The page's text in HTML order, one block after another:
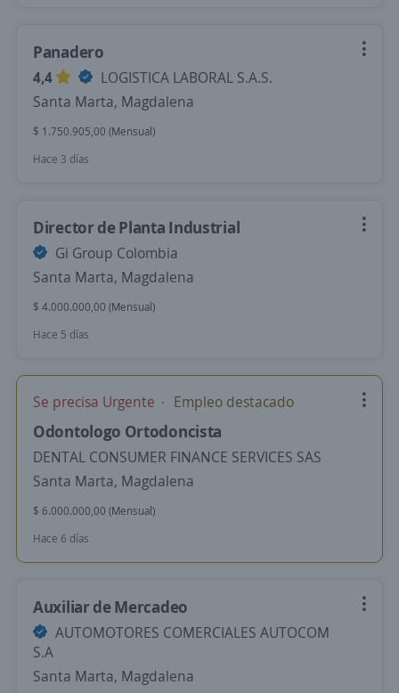
Panadero
4,4
LOGISTICA LABORAL S.A.S.
Santa Marta, Magdalena
$ 1.750.905,00 (Mensual)
Hace 3 días
Director de Planta Industrial
Gi Group Colombia
Santa Marta, Magdalena
$ 4.000.000,00 (Mensual)
Hace 5 días
Se precisa Urgente Empleo destacado
Odontologo Ortodoncista
DENTAL CONSUMER FINANCE SERVICES SAS
Santa Marta, Magdalena
$ 6.000.000,00 (Mensual)
Hace 6 días
Auxiliar de Mercadeo
AUTOMOTORES COMERCIALES AUTOCOM
S.A
Santa Marta, Magdalena